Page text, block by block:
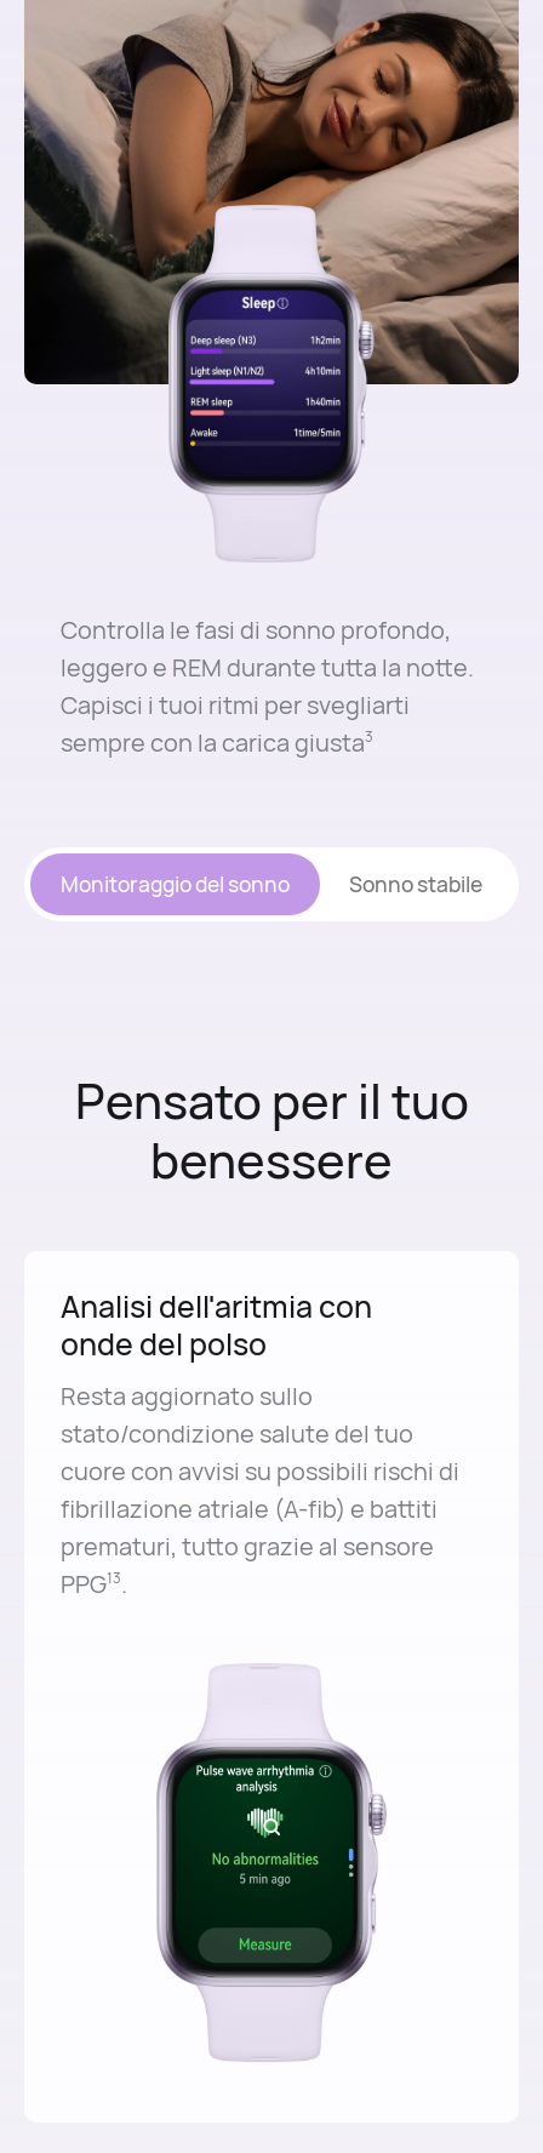
Controlla le fasi di sonno profondo,
leggero e REM durante tutta la notte.
Capisci i tuoi ritmi per svegliarti
sempre con la carica giusta3
Monitoraggio del sonno Sonno stabile
Pensato per il tuo
benessere
Analisi dell'aritmia con
onde del polso
Resta aggiornato sullo
stato/condizione salute del tuo
cuore con avvisi su possibili rischi di
fibrillazione atriale (A-fib) e battiti
prematuri, tutto grazie al sensore
PPG13.